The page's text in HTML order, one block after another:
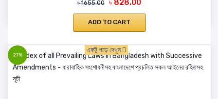
৳ 1655.00 ৳ 828.00
ADD TO CART
27%
একটু পড়ে দেখুন